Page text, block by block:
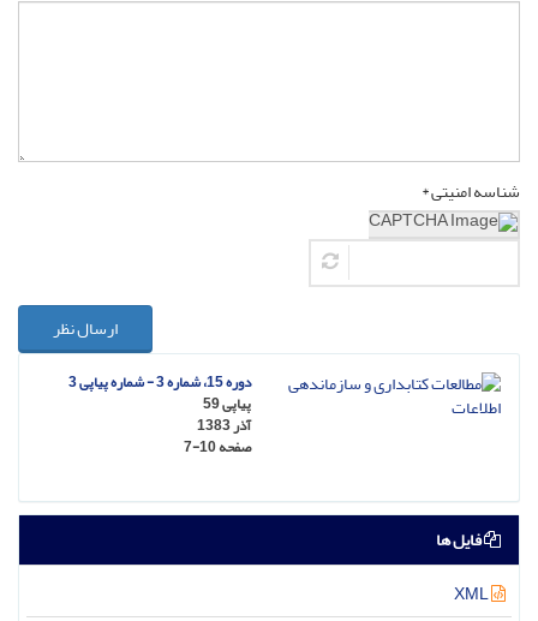
شناسه امنیتی *
ارسال نظر
دوره 15، شماره 3 - شماره پیاپی 3
پیاپی 59
آذر 1383
صفحه7-10
فایل ها